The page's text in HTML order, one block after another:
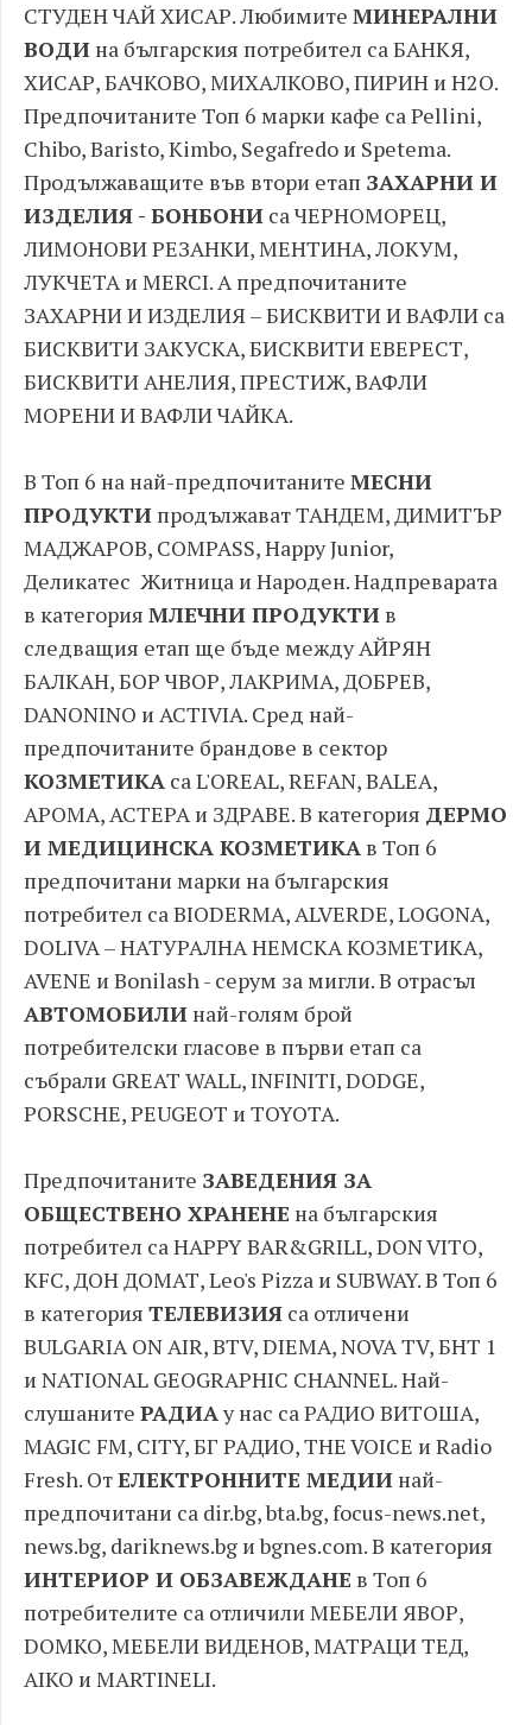
СТУДЕН ЧАЙ ХИСАР. Любимите МИНЕРАЛНИ
ВОДИ на българския потребител са БАНКЯ,
ХИСАР, БАЧКОВО, МИХАЛКОВО, ПИРИН и H2O.
Предпочитаните Топ 6 марки кафе са Pellini,
Chibo, Baristo, Kimbo, Segafredo и Spetema.
Продължаващите във втори етап ЗАХАРНИ И
ИЗДЕЛИЯ - БОНБОНИ са ЧЕРНОМОРЕЦ,
ЛИМОНОВИ РЕЗАНКИ, МЕНТИНА, ЛОКУМ,
ЛУКЧЕТА и MERCI. А предпочитаните
ЗАХАРНИ И ИЗДЕЛИЯ – БИСКВИТИ И ВАФЛИ са
БИСКВИТИ ЗАКУСКА, БИСКВИТИ ЕВЕРЕСТ,
БИСКВИТИ АНЕЛИЯ, ПРЕСТИЖ, ВАФЛИ
МОРЕНИ И ВАФЛИ ЧАЙКА.
В Топ 6 на най-предпочитаните МЕСНИ
ПРОДУКТИ продължават ТАНДЕМ, ДИМИТЪР
МАДЖАРОВ, COMPASS, Happy Junior,
Деликатес Житница и Народен. Надпреварата
в категория МЛЕЧНИ ПРОДУКТИ в
следващия етап ще бъде между АЙРЯН
БАЛКАН, БОР ЧВОР, ЛАКРИМА, ДОБРЕВ,
DANONINO и ACTIVIA. Сред най-
предпочитаните брандове в сектор
КОЗМЕТИКА са L'OREAL, REFAN, BALEA,
АРОМА, АСТЕРА и ЗДРАВЕ. В категория ДЕРМО
И МЕДИЦИНСКА КОЗМЕТИКА в Топ 6
предпочитани марки на българския
потребител са BIODERMA, ALVERDE, LOGONA,
DOLIVA – НАТУРАЛНА НЕМСКА КОЗМЕТИКА,
AVENE и Bonilash - серум за мигли. В отрасъл
АВТОМОБИЛИ най-голям брой
потребителски гласове в първи етап са
събрали GREAT WALL, INFINITI, DODGE,
PORSCHE, PEUGEOT и TOYOTA.
Предпочитаните ЗАВЕДЕНИЯ ЗА
ОБЩЕСТВЕНО ХРАНЕНЕ на българския
потребител са HAPPY BAR&GRILL, DON VITO,
KFC, ДОН ДОМАТ, Leo's Pizza и SUBWAY. В Топ 6
в категория ТЕЛЕВИЗИЯ са отличени
BULGARIA ON AIR, BTV, DIEMA, NOVA TV, БНТ 1
и NATIONAL GEOGRAPHIC CHANNEL. Най-
слушаните РАДИАу нас са РАДИО ВИТОША,
MAGIC FM, CITY, БГ РАДИО, THE VOICE и Radio
Fresh. ОтЕЛЕКТРОННИТЕ МЕДИИ най-
предпочитани са dir.bg, bta.bg, focus-news.net,
news.bg, dariknews.bg и bgnes.com. В категория
ИНТЕРИОР И ОБЗАВЕЖДАНЕ в Топ 6
потребителите са отличили МЕБЕЛИ ЯВОР,
DOMKO, МЕБЕЛИ ВИДЕНОВ, МАТРАЦИ ТЕД,
AIKO и MARTINELI.